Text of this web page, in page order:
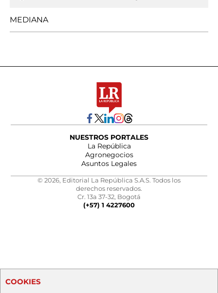
MEDIANA
NUESTROS PORTALES
La República
Agronegocios
Asuntos Legales
© 2026, Editorial La República S.A.S. Todos los
derechos reservados.
Cr. 13a 37-32, Bogotá
(+57) 1 4227600
COOKIES